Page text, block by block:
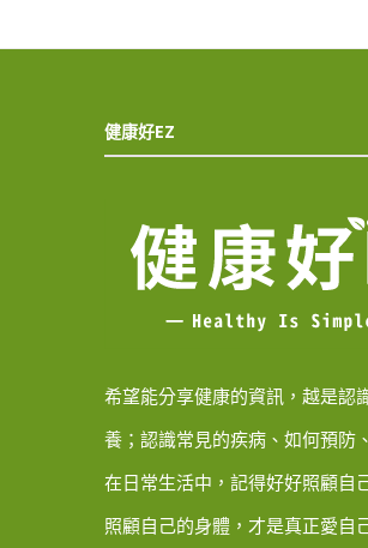
健康好EZ
希望能分享健康的資訊，越是認
養；認識常見的疾病、如何預防
在日常生活中，記得好好照顧自
照顧自己的身體，才是真正愛自